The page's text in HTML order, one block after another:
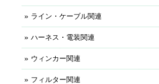
ライン・ケーブル関連
ハーネス・電装関連
ウィンカー関連
フィルター関連